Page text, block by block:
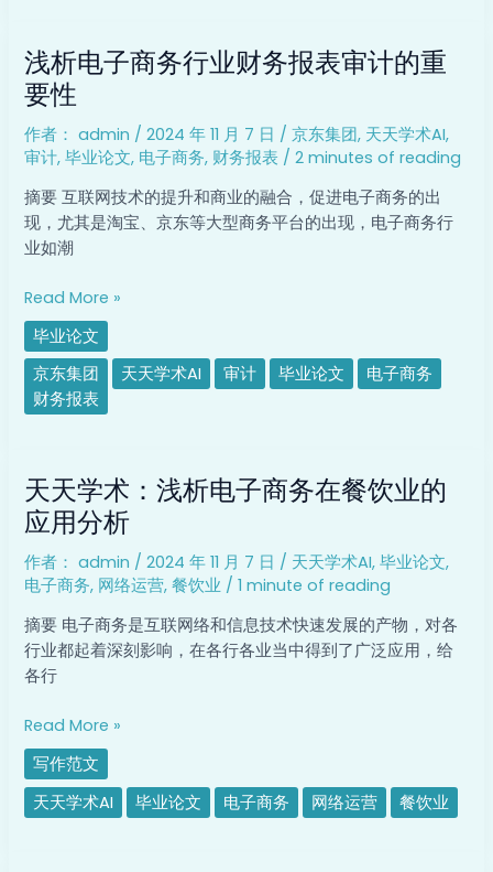
策
略
浅析电子商务行业财务报表审计的重
要性
作者： admin /2024 年 11 月 7 日 /京东集团, 天天学术AI,
审计,毕业论文, 电子商务, 财务报表 /2 minutes of reading
摘要 互联网技术的提升和商业的融合，促进电子商务的出
现，尤其是淘宝、京东等大型商务平台的出现，电子商务行
业如潮
析
电
子
商
务
行
业
财
务
审
计
的
重
Read More »
毕业论文
京东集团
天天学术AI 审计 毕业论文
电子商务
财务报表
天天学术：浅析电子商务在餐饮业的
应用分析
作者： admin /2024 年 11 月 7 日 / 天天学术AI,毕业论文,
电子商务, 网络运营,餐饮业 /1 minute of reading
摘要 电子商务是互联网络和信息技术快速发展的产物，对各
行业都起着深刻影响，在各行各业当中得到了广泛应用，给
各行
天
学
术：
浅
析
电
子
商
务
在
饮
业
的
Read More »
写作范文
天天学术AI
毕业论文 电子商务 网络运营 餐饮业